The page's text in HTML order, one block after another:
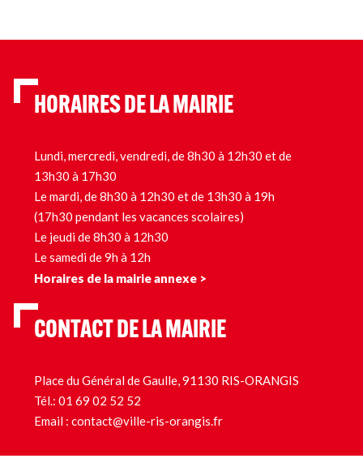
HORAIRES DE LA MAIRIE
Lundi, mercredi, vendredi, de 8h30 à 12h30 et de
13h30 à 17h30
Le mardi, de 8h30 à 12h30 et de 13h30 à 19h
(17h30 pendant les vacances scolaires)
Le jeudi de 8h30 à 12h30
Le samedi de 9h à 12h
Horaires de la mairie annexe >
CONTACT DE LA MAIRIE
Place du Général de Gaulle, 91130 RIS-ORANGIS
Tél.: 01 69 02 52 52
Email : contact@ville-ris-orangis.fr